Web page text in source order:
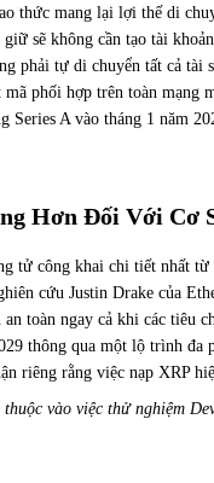
thức mang lại lợi thế di
sẽ không cần tạo tài
phải tự di chuyển tất cả
mã phối hợp trên toàn
Series A vào tháng 1 năm
Hơn Đối Với Cơ
tử công khai chi tiết nhất
cứu Justin Drake của
toàn ngay cả khi các tiêu
thông qua một lộ trình
riêng rằng việc nạp XRP
vào việc thử nghiệm